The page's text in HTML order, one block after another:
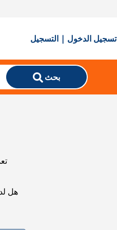
تسجيل الدخول | التسجيل
بحث
هل